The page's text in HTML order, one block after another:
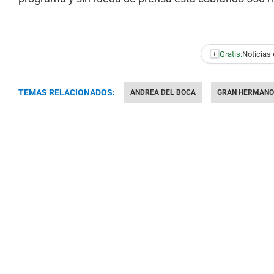
+ Gratis:Noticias
TEMAS RELACIONADOS: ANDREA DEL BOCA GRAN HERMANO